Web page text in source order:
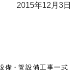
2015年12月3日